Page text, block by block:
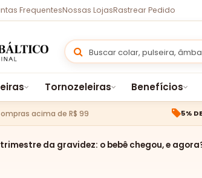
FrequentesNossas LojasRastrear Pedido
Tornozeleiras Benefícios
acima de R$ 99 5%
da gravidez: o bebê chegou, e